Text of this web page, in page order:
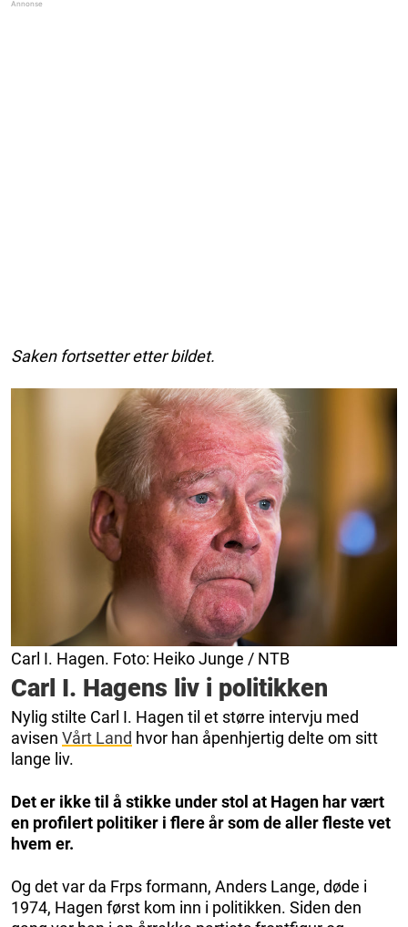
Saken fortsetter etter bildet.
Carl I. Hagen. Foto: Heiko Junge / NTB
Carl I. Hagens liv i politikken
Nylig stilte Carl I. Hagen til et større intervju med
avisen Vårt Land hvor han åpenhjertig delte om sitt
lange liv.
Det er ikke til å stikke under stol at Hagen har vært
en profilert politiker i flere år som de aller fleste vet
hvem er.
Og det var da Frps formann, Anders Lange, døde i
1974, Hagen først kom inn i politikken. Siden den